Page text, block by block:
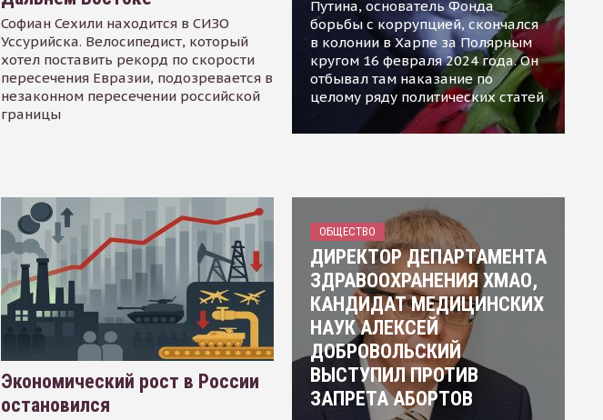
Софиан Сехили находится в СИЗО
Уссурийска. Велосипедист, который
хотел поставить рекорд по скорости
пересечения Евразии, подозревается в
незаконном пересечении российской
границы
Путина, основатель Фонда
борьбы с коррупцией, скончался
в колонии в Харпе за Полярным
кругом 16 февраля 2024 года. Он
отбывал там наказание по
целому ряду политических статей
Экономический рост в России
остановился
ОБЩЕСТВО
ДИРЕКТОР ДЕПАРТАМЕНТА
ЗДРАВООХРАНЕНИЯ ХМАО,
КАНДИДАТ МЕДИЦИНСКИХ
НАУК АЛЕКСЕЙ
ДОБРОВОЛЬСКИЙ
ВЫСТУПИЛ ПРОТИВ
ЗАПРЕТА АБОРТОВ